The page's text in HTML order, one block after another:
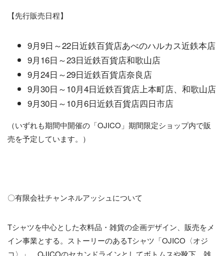
【先行販売日程】
9月9日～22日近鉄百貨店あべのハルカス近鉄本店
9月16日～23日近鉄百貨店和歌山店
9月24日～29日近鉄百貨店奈良店
9月30日～10月4日近鉄百貨店上本町店、和歌山店
9月30日～10月6日近鉄百貨店四日市店
（いずれも期間中開催の「OJICO」期間限定ショップ内で販
売を予定しています。）
〇有限会社チャンネルアッシュについて
Tシャツを中心とした衣料品・雑貨の企画デザイン、販売をメ
イン事業とする。ストーリーのあるTシャツ「OJICO〈オジ
コ〉」、OJICOのセカンドラインとしてボトムスや靴下、雑